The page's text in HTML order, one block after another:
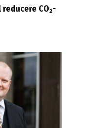
CO₂-